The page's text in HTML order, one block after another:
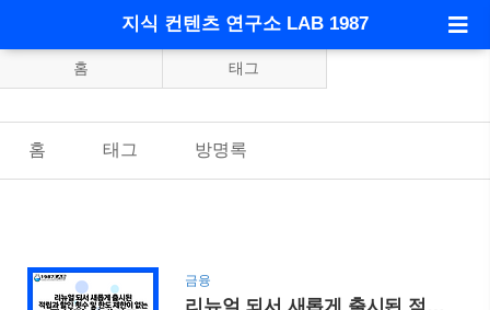
지식 컨텐츠 연구소 LAB 1987
홈 태그
홈 태그 방명록
금융